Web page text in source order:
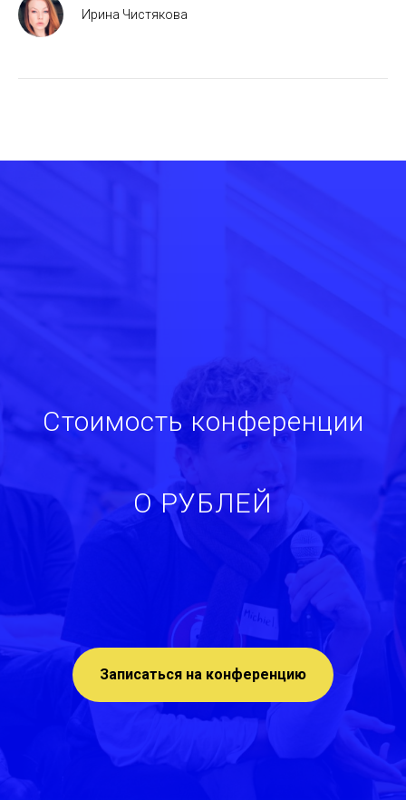
Ирина Чистякова
Стоимость конференции
О РУБЛЕЙ
Записаться на конференцию